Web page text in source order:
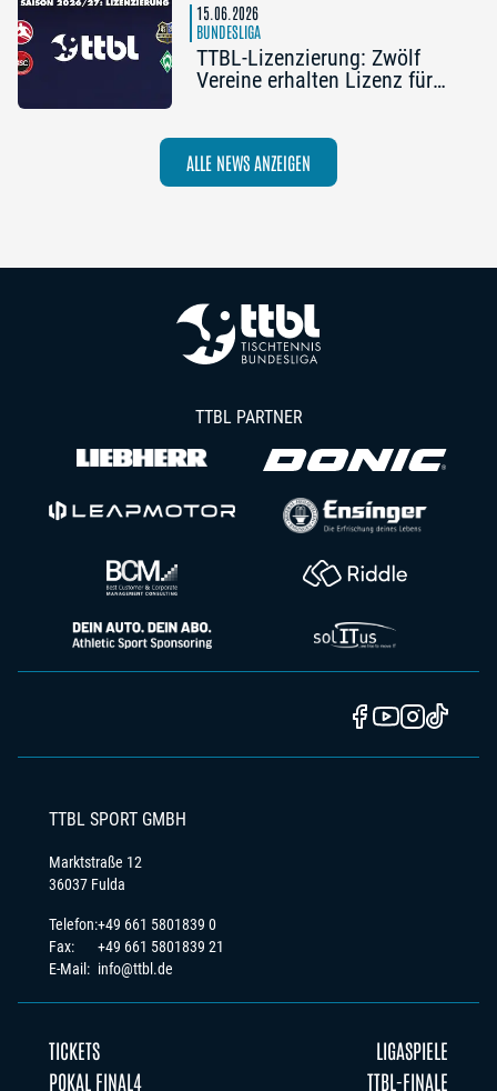
15.06.2026
BUNDESLIGA
TTBL-Lizenzierung: Zwölf
Vereine erhalten Lizenz für
ALLE NEWS ANZEIGEN
TTBL PARTNER
TTBL SPORT GMBH
Marktstraße 12
36037 Fulda
Telefon:
Fax:
E-Mail:
+49 661 5801839 0
+49 661 5801839 21
info@ttbl.de
TICKETS
LIGASPIELE
POKAL FINAL4
TTBL-FINALE